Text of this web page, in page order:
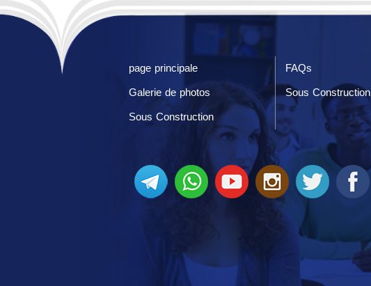
page principale FAQs
Galerie de photos
Sous Construction
Sous Construction